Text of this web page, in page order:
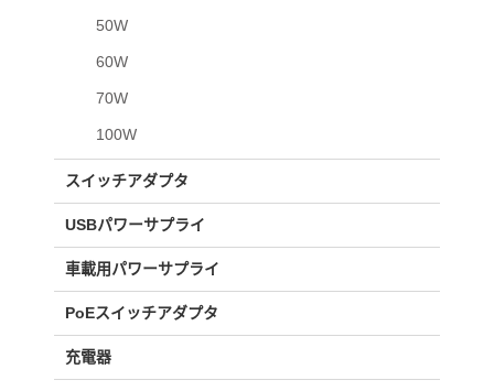
50W
60W
70W
100W
スイッチアダプタ
USBパワーサプライ
車載用パワーサプライ
PoEスイッチアダプタ
充電器